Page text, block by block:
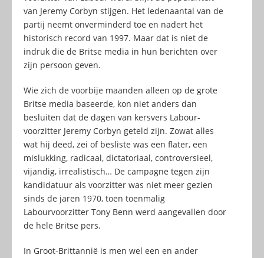
van Jeremy Corbyn stijgen. Het ledenaantal van de
partij neemt onverminderd toe en nadert het
historisch record van 1997. Maar dat is niet de
indruk die de Britse media in hun berichten over
zijn persoon geven.
Wie zich de voorbije maanden alleen op de grote
Britse media baseerde, kon niet anders dan
besluiten dat de dagen van kersvers Labour-
voorzitter Jeremy Corbyn geteld zijn. Zowat alles
wat hij deed, zei of besliste was een flater, een
mislukking, radicaal, dictatoriaal, controversieel,
vijandig, irrealistisch… De campagne tegen zijn
kandidatuur als voorzitter was niet meer gezien
sinds de jaren 1970, toen toenmalig
Labourvoorzitter Tony Benn werd aangevallen door
de hele Britse pers.
In Groot-Brittannië is men wel een en ander